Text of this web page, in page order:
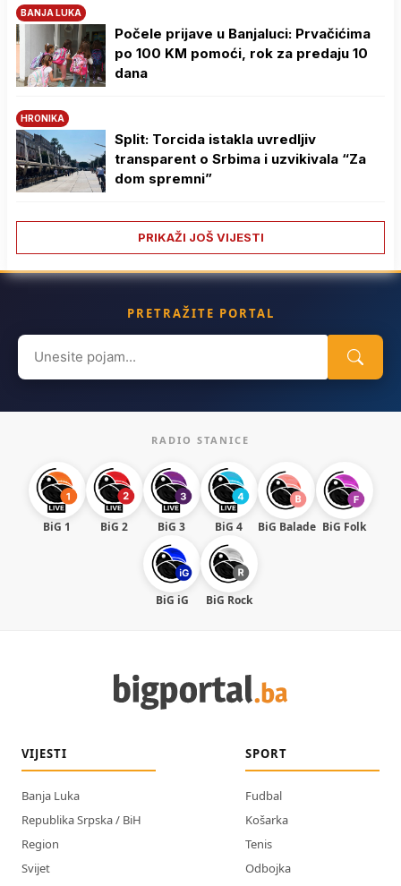
BANJA LUKA
Počele prijave u Banjaluci: Prvačićima
po 100 KM pomoći, rok za predaju 10
dana
HRONIKA
Split: Torcida istakla uvredljiv
transparent o Srbima i uzvikivala “Za
dom spremni”
PRIKAŽI JOŠ VIJESTI
PRETRAŽITE PORTAL
Search
for:
RADIO STANICE
BiG 1 BiG 2 BiG 3 BiG 4 BiG Balade BiG Folk
BiG iG BiG Rock
VIJESTI
Banja Luka
Republika Srpska / BiH
Region
Svijet
SPORT
Fudbal
Košarka
Tenis
Odbojka